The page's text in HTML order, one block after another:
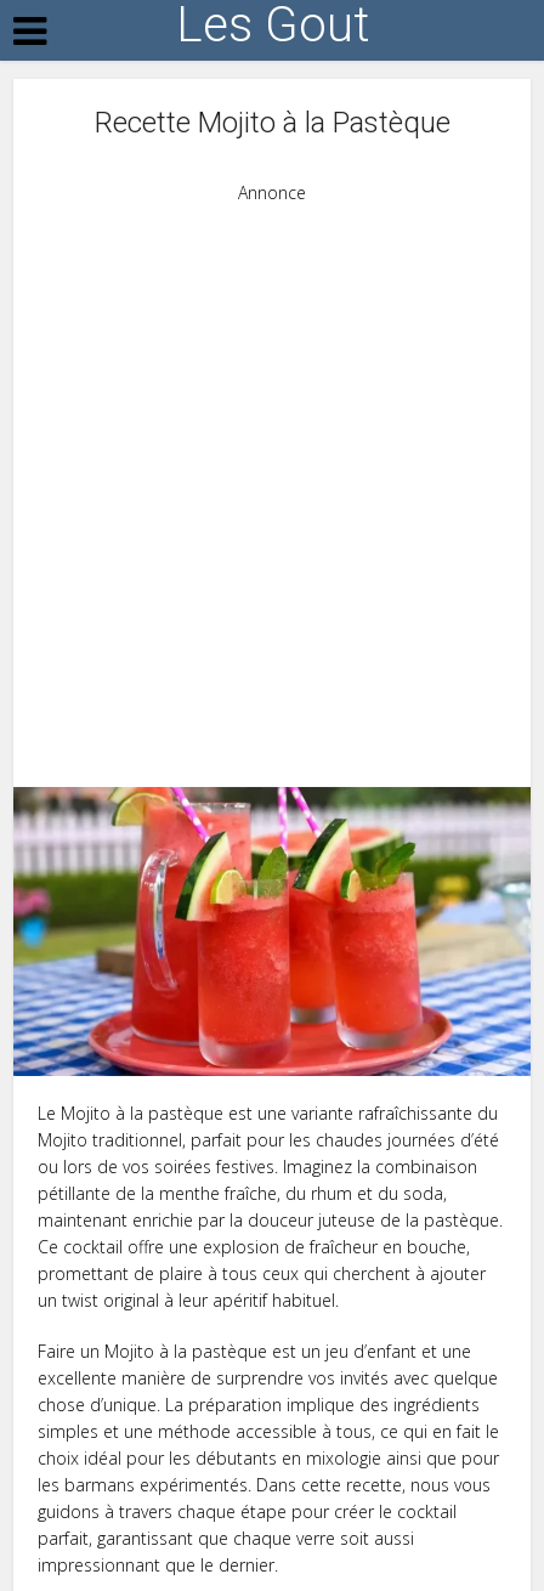
Les Gout
Recette Mojito à la Pastèque
Annonce
Le Mojito à la pastèque est une variante rafraîchissante du
Mojito traditionnel, parfait pour les chaudes journées d’été
ou lors de vos soirées festives. Imaginez la combinaison
pétillante de la menthe fraîche, du rhum et du soda,
maintenant enrichie par la douceur juteuse de la pastèque.
Ce cocktail offre une explosion de fraîcheur en bouche,
promettant de plaire à tous ceux qui cherchent à ajouter
un twist original à leur apéritif habituel.
Faire un Mojito à la pastèque est un jeu d’enfant et une
excellente manière de surprendre vos invités avec quelque
chose d’unique. La préparation implique des ingrédients
simples et une méthode accessible à tous, ce qui en fait le
choix idéal pour les débutants en mixologie ainsi que pour
les barmans expérimentés. Dans cette recette, nous vous
guidons à travers chaque étape pour créer le cocktail
parfait, garantissant que chaque verre soit aussi
impressionnant que le dernier.